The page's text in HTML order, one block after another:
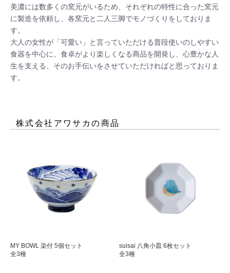
美濃には数多くの窯元がいるため、それぞれの特性に合った窯元
に製造を依頼し、各窯元と二人三脚でモノづくりをしておりま
す。
大人の女性が「可愛い」と言っていただける普段使いのしやすい
食器を中心に、食卓がより楽しくなる商品を開発し、心豊かな人
生を支える、そのお手伝いをさせていただければと思っておりま
す。
株式会社アワサカの商品
MY BOWL 染付 5個セット
全3種
suisai 八角小皿 6枚セット
全3種